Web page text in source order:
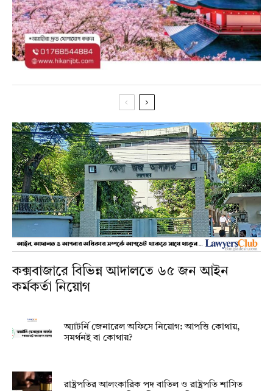
কক্সবাজারে বিভিন্ন আদালতে ৬৫ জন আইন
কর্মকর্তা নিয়োগ
অ্যাটর্নি জেনারেল অফিসে নিয়োগ: আপত্তি কোথায়,
সমর্থনই বা কোথায়?
রাষ্ট্রপতির আলংকারিক পদ বাতিল ও রাষ্ট্রপতি শাসিত